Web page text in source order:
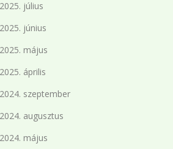
2025. július
2025. június
2025. május
2025. április
2024. szeptember
2024. augusztus
2024. május